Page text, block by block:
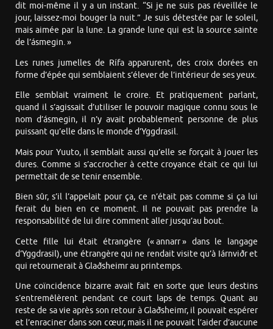
dit moi-même il y a un instant. “Si je ne suis pas réveillée le
jour, laissez-moi bouger la nuit.” Je suis détestée par le soleil,
mais aimée par la lune. La grande lune qui est la source sainte
de l’ásmegin. »
Les runes jumelles de Rífa apparurent, des croix dorées en
forme d’épée qui semblaient s’élever de l’intérieur de ses yeux.
Elle semblait vraiment le croire. Et pratiquement parlant,
quand il s’agissait d’utiliser le pouvoir magique connu sous le
nom d’ásmegin, il n’y avait probablement personne de plus
puissant qu’elle dans le monde d’Yggdrasil.
Mais pour Yuuto, il semblait aussi qu’elle se forçait à jouer les
dures. Comme si s’accrocher à cette croyance était ce qui lui
permettait de se tenir ensemble.
Bien sûr, s’il l’appelait pour ça, ce n’était pas comme si ça lui
ferait du bien en ce moment. Il ne pouvait pas prendre la
responsabilité de lui dire comment aller jusqu’au bout.
Cette fille lui était étrangère (« annarr » dans le langage
d’Yggdrasil), une étrangère qui ne rendait visite qu’à Iárnviðr et
qui retournerait à Glaðsheimr au printemps.
Une coïncidence bizarre avait fait en sorte que leurs destins
s’entremêlèrent pendant ce court laps de temps. Quant au
reste de sa vie après son retour à Glaðsheimr, il pouvait espérer
et l’enraciner dans son cœur, mais il ne pouvait l’aider d’aucune